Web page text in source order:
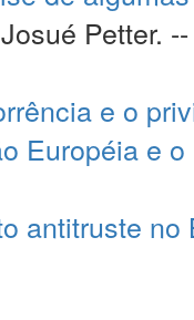
Petter. --
e o
Européia e
antitruste